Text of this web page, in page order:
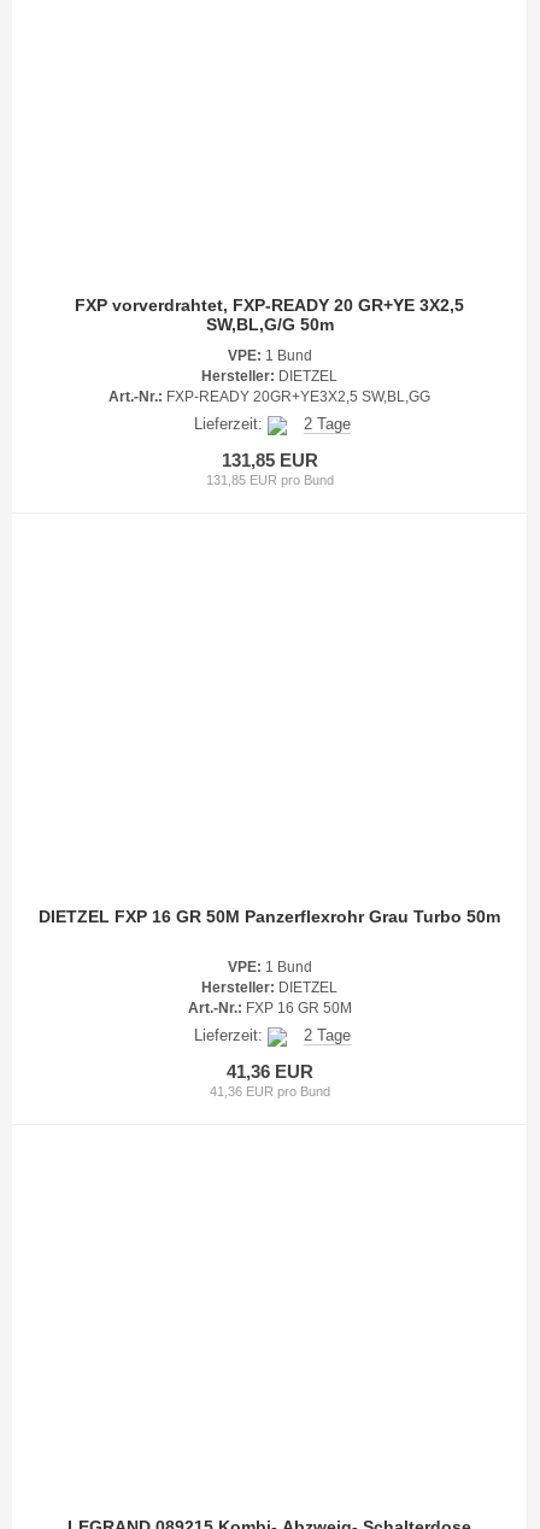
FXP vorverdrahtet, FXP-READY 20 GR+YE 3X2,5
SW,BL,G/G 50m
VPE: 1 Bund
Hersteller: DIETZEL
Art.-Nr.: FXP-READY 20GR+YE3X2,5 SW,BL,GG
Lieferzeit: 2 Tage
131,85 EUR
131,85 EUR pro Bund
DIETZEL FXP 16 GR 50M Panzerflexrohr Grau Turbo 50m
VPE: 1 Bund
Hersteller: DIETZEL
Art.-Nr.: FXP 16 GR 50M
Lieferzeit: 2 Tage
41,36 EUR
41,36 EUR pro Bund